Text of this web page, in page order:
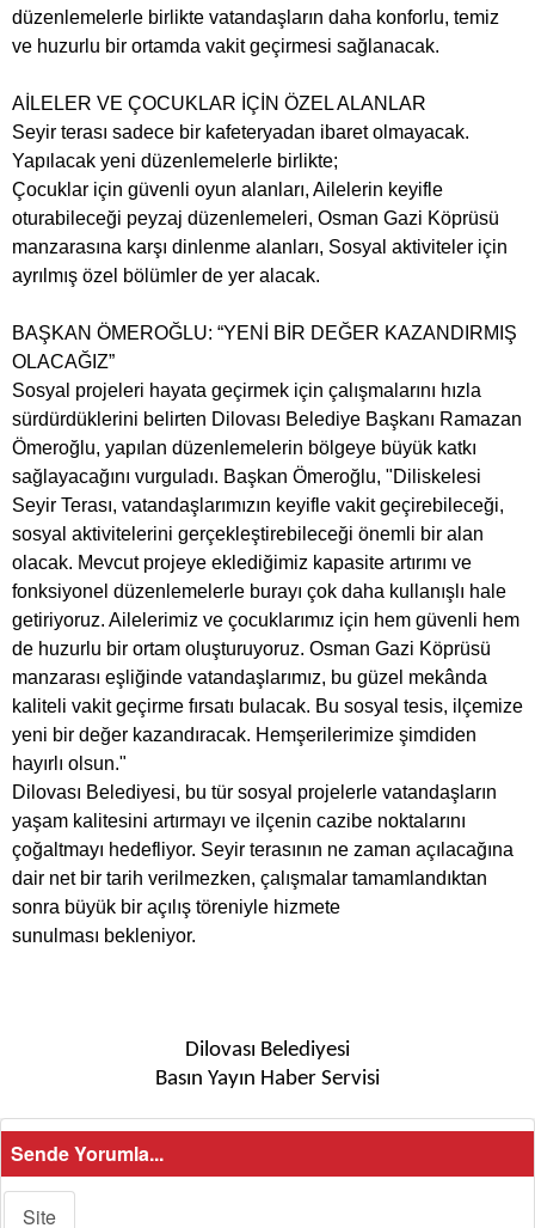
düzenlemelerle birlikte vatandaşların daha konforlu, temiz
ve huzurlu bir ortamda vakit geçirmesi sağlanacak.
AİLELER VE ÇOCUKLAR İÇİN ÖZEL ALANLAR
Seyir terası sadece bir kafeteryadan ibaret olmayacak.
Yapılacak yeni düzenlemelerle birlikte;
Çocuklar için güvenli oyun alanları, Ailelerin keyifle
oturabileceği peyzaj düzenlemeleri, Osman Gazi Köprüsü
manzarasına karşı dinlenme alanları, Sosyal aktiviteler için
ayrılmış özel bölümler de yer alacak.
BAŞKAN ÖMEROĞLU: “YENİ BİR DEĞER KAZANDIRMIŞ
OLACAĞIZ”
Sosyal projeleri hayata geçirmek için çalışmalarını hızla
sürdürdüklerini belirten Dilovası Belediye Başkanı Ramazan
Ömeroğlu, yapılan düzenlemelerin bölgeye büyük katkı
sağlayacağını vurguladı. Başkan Ömeroğlu, "Diliskelesi
Seyir Terası, vatandaşlarımızın keyifle vakit geçirebileceği,
sosyal aktivitelerini gerçekleştirebileceği önemli bir alan
olacak. Mevcut projeye eklediğimiz kapasite artırımı ve
fonksiyonel düzenlemelerle burayı çok daha kullanışlı hale
getiriyoruz. Ailelerimiz ve çocuklarımız için hem güvenli hem
de huzurlu bir ortam oluşturuyoruz. Osman Gazi Köprüsü
manzarası eşliğinde vatandaşlarımız, bu güzel mekânda
kaliteli vakit geçirme fırsatı bulacak. Bu sosyal tesis, ilçemize
yeni bir değer kazandıracak. Hemşerilerimize şimdiden
hayırlı olsun."
Dilovası Belediyesi, bu tür sosyal projelerle vatandaşların
yaşam kalitesini artırmayı ve ilçenin cazibe noktalarını
çoğaltmayı hedefliyor. Seyir terasının ne zaman açılacağına
dair net bir tarih verilmezken, çalışmalar tamamlandıktan
sonra büyük bir açılış töreniyle hizmete
sunulması bekleniyor.
Dilovası Belediyesi
Basın Yayın Haber Servisi
Sende Yorumla...
Site